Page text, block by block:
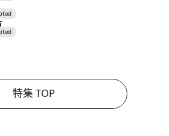
特集 TOP